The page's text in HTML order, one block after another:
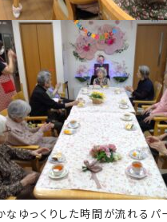
なゆっくりした時間が流れるパ